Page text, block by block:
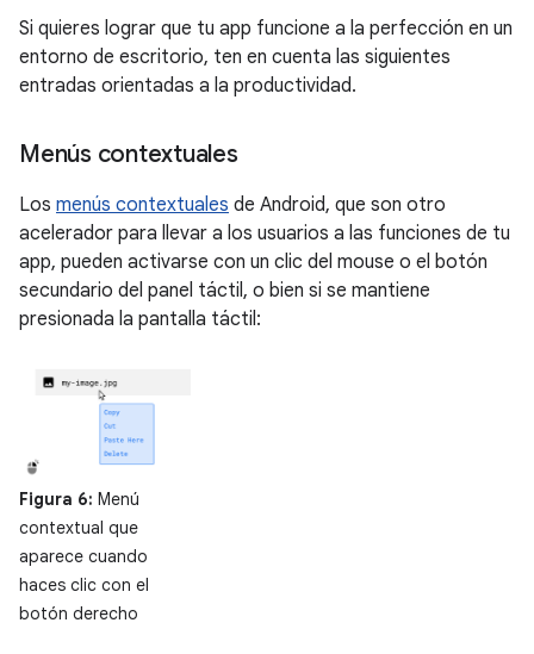
Si quieres lograr que tu app funcione a la perfección en un
entorno de escritorio, ten en cuenta las siguientes
entradas orientadas a la productividad.
Menús contextuales
Los menús contextuales de Android, que son otro
acelerador para llevar a los usuarios a las funciones de tu
app, pueden activarse con un clic del mouse o el botón
secundario del panel táctil, o bien si se mantiene
presionada la pantalla táctil:
Figura 6: Menú
contextual que
aparece cuando
haces clic con el
botón derecho